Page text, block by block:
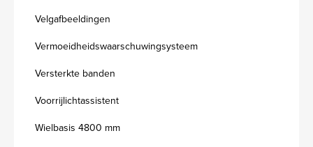
Velgafbeeldingen
Vermoeidheidswaarschuwingsysteem
Versterkte banden
Voorrijlichtassistent
Wielbasis 4800 mm